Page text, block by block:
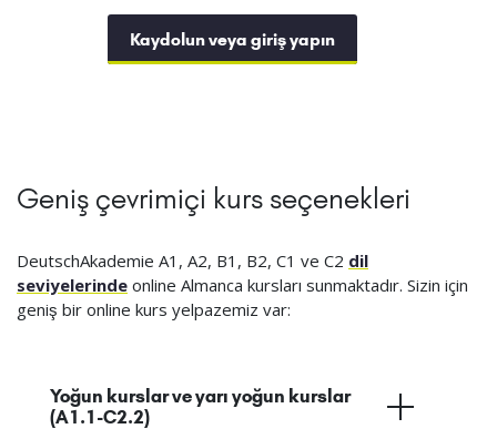
Kaydolun veya giriş yapın
Geniş çevrimiçi kurs seçenekleri
DeutschAkademie A1, A2, B1, B2, C1 ve C2 dil
seviyelerinde online Almanca kursları sunmaktadır. Sizin için
geniş bir online kurs yelpazemiz var:
Yoğun kurslar ve yarı yoğun kurslar
(A1.1-C2.2)